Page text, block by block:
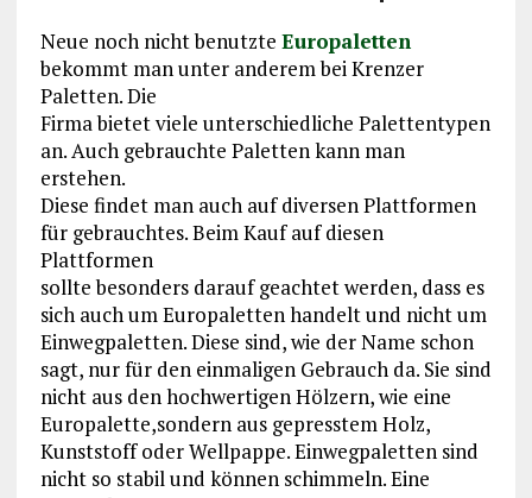
Neue noch nicht benutzte Europaletten
bekommt man unter anderem bei Krenzer
Paletten. Die
Firma bietet viele unterschiedliche Palettentypen
an. Auch gebrauchte Paletten kann man
erstehen.
Diese findet man auch auf diversen Plattformen
für gebrauchtes. Beim Kauf auf diesen
Plattformen
sollte besonders darauf geachtet werden, dass es
sich auch um Europaletten handelt und nicht um
Einwegpaletten. Diese sind, wie der Name schon
sagt, nur für den einmaligen Gebrauch da. Sie sind
nicht aus den hochwertigen Hölzern, wie eine
Europalette,sondern aus gepresstem Holz,
Kunststoff oder Wellpappe. Einwegpaletten sind
nicht so stabil und können schimmeln. Eine